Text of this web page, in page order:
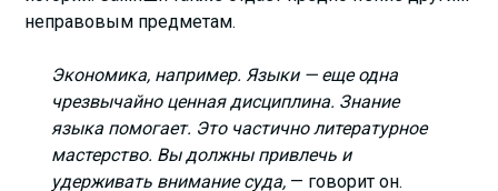
неправовым предметам.
Экономика, например. Языки — еще одна
чрезвычайно ценная дисциплина. Знание
языка помогает. Это частично литературное
мастерство. Вы должны привлечь и
удерживать внимание суда, — говорит он.